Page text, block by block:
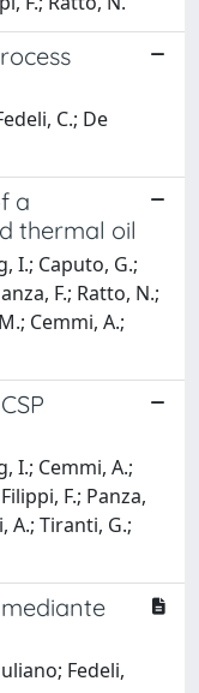
C.; De
a
thermal oil
I.; Caputo, G.;
F.; Ratto, N.;
Cemmi, A.;
I.; Cemmi, A.;
F.; Panza,
A.; Tiranti, G.;
Fedeli,